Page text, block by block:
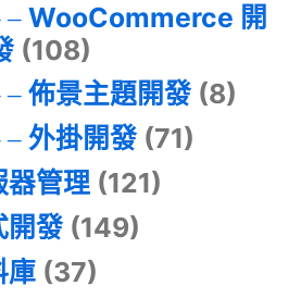
WooCommerce 開
(108)
佈景主題開發(8)
外掛開發(71)
器管理(121)
開發(149)
庫(37)